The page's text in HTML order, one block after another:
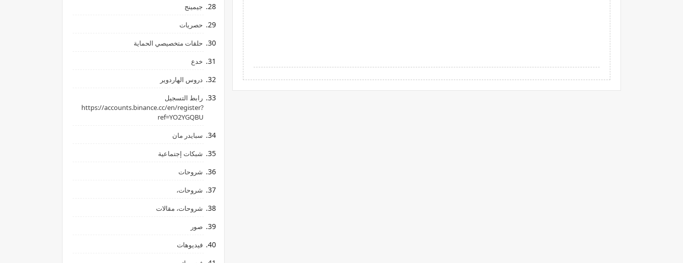
جيمينج
حصريات
حلقات متخصيصي الحماية
خدع
دروس الهاردوير
رابط ‏التسجيل
‏https://accounts.binance.cc/en/register?
ref=YO2YGQBU ‏
سبايدر مان
شبكات إجتماعية
شروحات
شروحات،
شروحات، مقالات
صور
فيديوهات